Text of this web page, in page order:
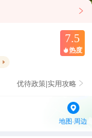

7.5
 热度

优待政策|实用攻略 
地图·周边